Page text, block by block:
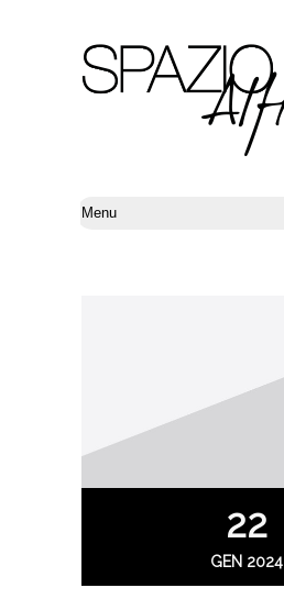
22
GEN 2024